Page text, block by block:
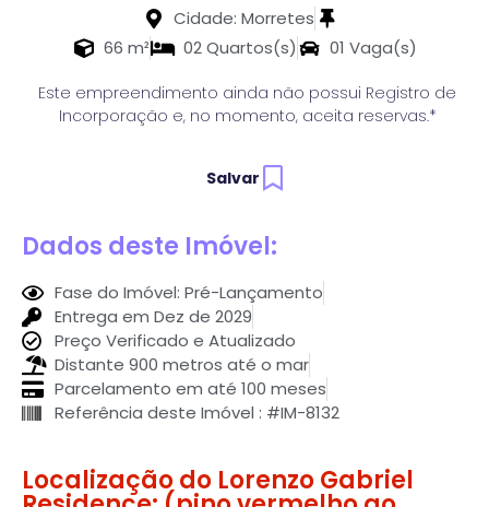
Cidade: Morretes
66 m²
02 Quartos(s) 01 Vaga(s)
Este empreendimento ainda não possui Registro de
Incorporação e, no momento, aceita reservas.*
Salvar
Dados deste Imóvel:
Fase do Imóvel: Pré-Lançamento
Entrega em Dez de 2029
Preço Verificado e Atualizado
Distante 900 metros até o mar
Parcelamento em até 100 meses
Referência deste Imóvel : #IM-8132
Localização do Lorenzo Gabriel